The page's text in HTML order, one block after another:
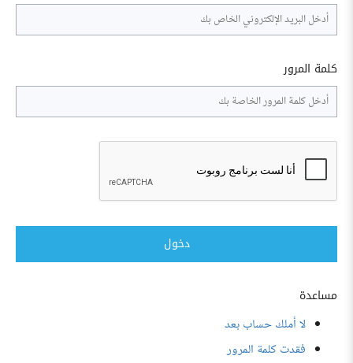
كلمة المرور
دخول
مساعدة
لا أملك حساب بعد
فقدت كلمة المرور